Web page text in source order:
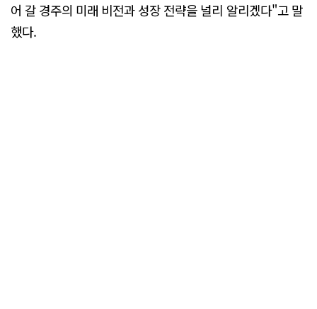
어 갈 경주의 미래 비전과 성장 전략을 널리 알리겠다"고 말
했다.